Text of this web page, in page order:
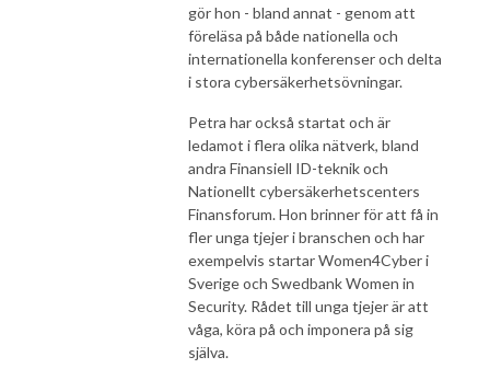
gör hon - bland annat - genom att
föreläsa på både nationella och
internationella konferenser och delta
i stora cybersäkerhetsövningar.
Petra har också startat och är
ledamot i flera olika nätverk, bland
andra Finansiell ID-teknik och
Nationellt cybersäkerhetscenters
Finansforum. Hon brinner för att få in
fler unga tjejer i branschen och har
exempelvis startar Women4Cyber i
Sverige och Swedbank Women in
Security. Rådet till unga tjejer är att
våga, köra på och imponera på sig
själva.